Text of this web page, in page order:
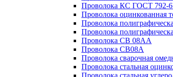
Проволока КС ГОСТ 792-
Проволока оцинкованная
Проволока
Проволока
Проволока СВ 08АА
Проволока СВ08А
Проволока сварочная
Проволока стальная
Проволока стальная